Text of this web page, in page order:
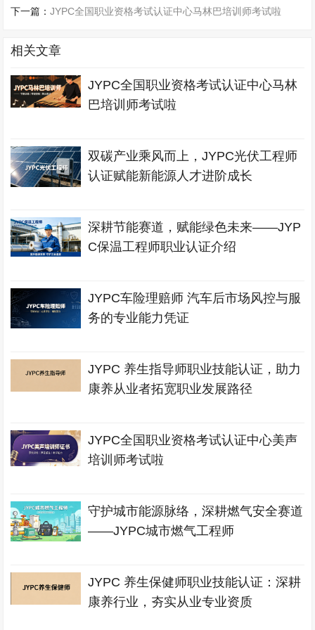
下一篇：JYPC全国职业资格考试认证中心马林巴培训师考试啦
相关文章
JYPC全国职业资格考试认证中心马林
巴培训师考试啦
双碳产业乘风而上，JYPC光伏工程师
认证赋能新能源人才进阶成长
深耕节能赛道，赋能绿色未来——JYP
C保温工程师职业认证介绍
JYPC车险理赔师 汽车后市场风控与服
务的专业能力凭证
JYPC 养生指导师职业技能认证，助力
康养从业者拓宽职业发展路径
JYPC全国职业资格考试认证中心美声
培训师考试啦
守护城市能源脉络，深耕燃气安全赛道
——JYPC城市燃气工程师
JYPC 养生保健师职业技能认证：深耕
康养行业，夯实从业专业资质